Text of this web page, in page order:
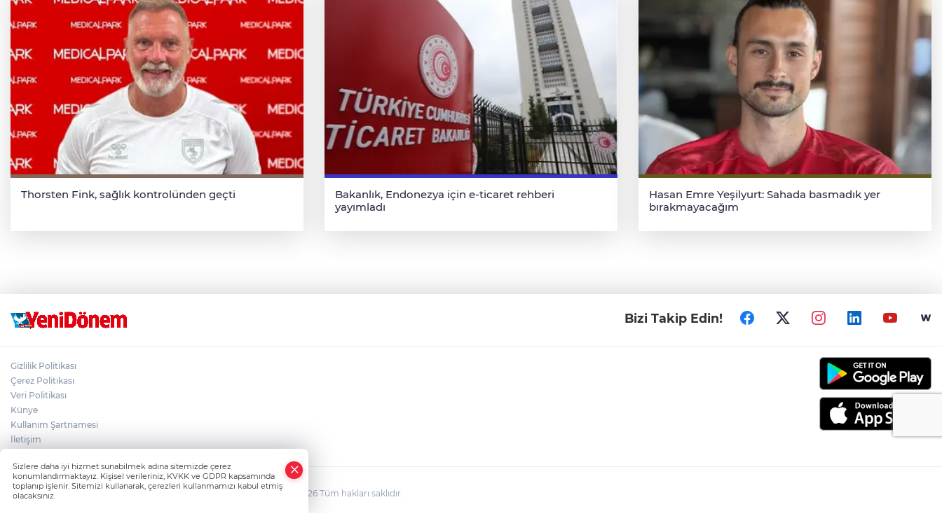
Thorsten Fink, sağlık kontrolünden geçti
Bakanlık, Endonezya için e-ticaret rehberi
yayımladı
Hasan Emre Yeşilyurt: Sahada basmadık yer
bırakmayacağım
Bizi Takip Edin!
Gizlilik Politikası
Çerez Politikası
Veri Politikası
Künye
Kullanım Şartnamesi
İletişim
HABER YAZILIMI ve TURKTICARET.NET projesidir Copyright© 2006-2026 Tüm hakları saklıdır.
Sizlere daha iyi hizmet sunabilmek adına sitemizde çerez
konumlandırmaktayız. Kişisel verileriniz, KVKK ve GDPR kapsamında
toplanıp işlenir. Sitemizi kullanarak, çerezleri kullanmamızı kabul etmiş
olacaksınız.